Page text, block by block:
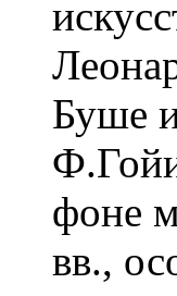
Буше
фоне
вв.,